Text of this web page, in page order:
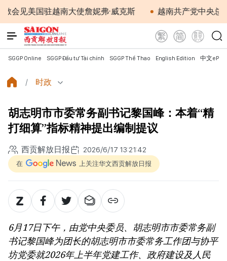
驻越南大使詹妮弗·威克斯 越南共产党中央总书记、国
SGGP Online SGGP Đầu tư Tài chính SGGP Thể Thao English Edition 中文
时政
胡志明市市委常务副书记黎国峰：本着“精
打细算”指标精神提出编制提议
西贡解放日报 2026/6/17 13:21:42
在 上关注华文西贡解放日报
6月17日下午，由党中央委员、胡志明市市委常务副
书记黎国峰为团长的胡志明市市委常务工作团与协平
坊党委就2026年上半年党建工作、政府建设及人民